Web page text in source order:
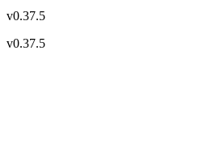
v0.37.5
v0.37.5